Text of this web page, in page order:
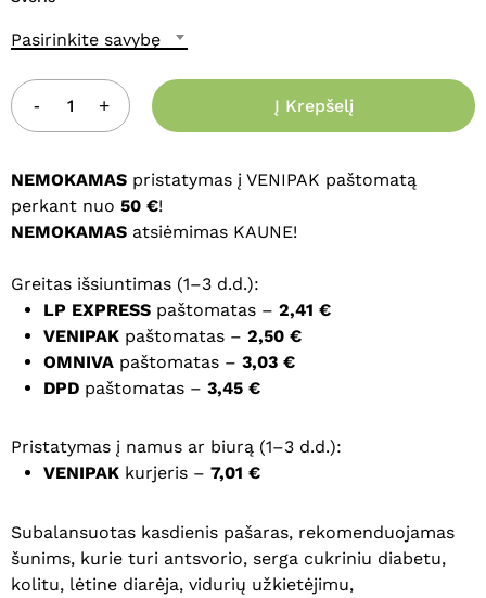
Pasirinkite savybę
Į Krepšelį
NEMOKAMAS pristatymas į VENIPAK paštomatą
perkant nuo 50 €!
NEMOKAMAS atsiėmimas KAUNE!
Greitas išsiuntimas (1–3 d.d.):
LP EXPRESS paštomatas – 2,41 €
VENIPAK paštomatas – 2,50 €
OMNIVA paštomatas – 3,03 €
DPD paštomatas – 3,45 €
Pristatymas į namus ar biurą (1–3 d.d.):
VENIPAK kurjeris – 7,01 €
Subalansuotas kasdienis pašaras, rekomenduojamas
šunims, kurie turi antsvorio, serga cukriniu diabetu,
kolitu, lėtine diarėja, vidurių užkietėjimu,